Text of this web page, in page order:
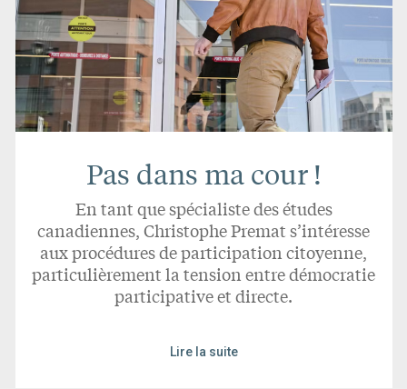
Pas dans ma cour !
En tant que spécialiste des études
canadiennes, Christophe Premat s’intéresse
aux procédures de participation citoyenne,
particulièrement la tension entre démocratie
participative et directe.
Lire la suite